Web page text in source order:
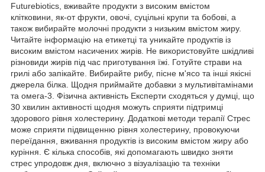
Futurebiotics, вживайте продукти з високим вмістом
клітковини, як-от фрукти, овочі, суцільні крупи та бобові, а
також вибирайте молочні продукти з низьким вмістом жиру.
Читайте інформацію на етикетці та уникайте продуктів із
високим вмістом насичених жирів. Не використовуйте шкідливі
різновиди жирів під час приготування їжі. Готуйте страви на
грилі або запікайте. Вибирайте рибу, пісне м'ясо та інші якісні
джерела білка. Щодня приймайте добавки з мультивітамінами
та омега-3. Фізична активність Експерти сходяться у думці, що
30 хвилин активності щодня можуть сприяти підтримці
здорового рівня холестерину. Додаткові методи терапії Стрес
може сприяти підвищенню рівня холестерину, провокуючи
переїдання, вживання продуктів із високим вмістом жиру або
куріння. Є кілька способів, які допомагають швидко зняти
стрес упродовж дня, включно з візуалізацію та техніки